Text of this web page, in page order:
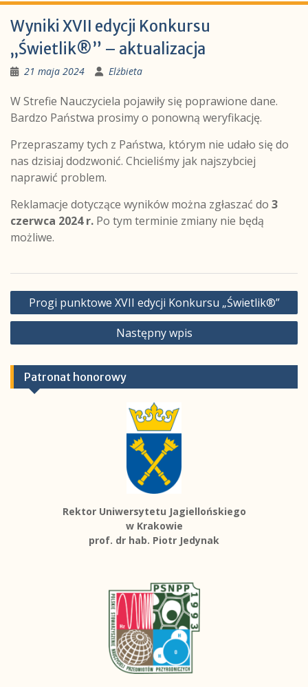
Wyniki XVII edycji Konkursu
„Świetlik®” – aktualizacja
21 maja 2024 Elżbieta
W Strefie Nauczyciela pojawiły się poprawione dane.
Bardzo Państwa prosimy o ponowną weryfikację.
Przepraszamy tych z Państwa, którym nie udało się do
nas dzisiaj dodzwonić. Chcieliśmy jak najszybciej
naprawić problem.
Reklamacje dotyczące wyników można zgłaszać do 3
czerwca 2024 r. Po tym terminie zmiany nie będą
możliwe.
Nawigacja
wpisu
Progi punktowe XVII edycji Konkursu „Świetlik®”
Następny wpis
Patronat honorowy
Rektor Uniwersytetu Jagiellońskiego
w Krakowie
prof. dr hab. Piotr Jedynak